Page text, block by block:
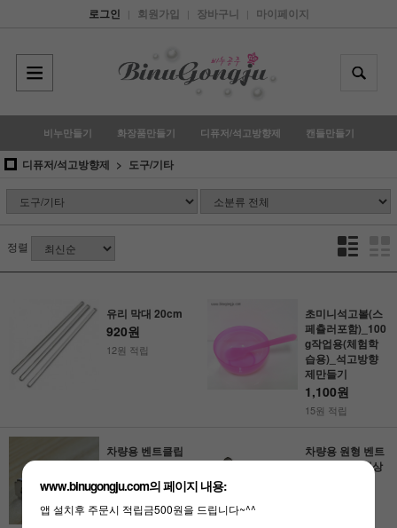
로그인 | 회원가입 | 장바구니 | 마이페이지
비누만들기 화장품만들기 디퓨저/석고방향제 캔들만들기
디퓨저/석고방향제 도구/기타
정렬
유리 막대 20cm
920원
12원 적립
초미니석고볼(스
페츌러포함)_100
g작업용(체험학
습용)_석고방향
제만들기
1,100원
15원 적립
차량용 벤트클립
고방향제용
180원
12원 적립
차량용 원형 벤트
클립-화이트색상
www.binugongju.com의 페이지 내용:
앱 설치후 주문시 적립금500원을 드립니다~^^